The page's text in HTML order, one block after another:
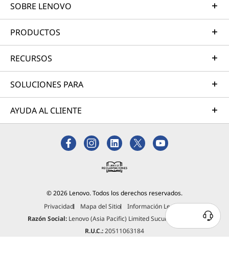
SOBRE LENOVO
PRODUCTOS
RECURSOS
SOLUCIONES PARA
AYUDA AL CLIENTE
© 2026 Lenovo. Todos los derechos reservados.
Privacidad
Mapa del Sitio
Información Legal
Razón Social:Lenovo (Asia Pacific) Limited Sucursal del Perú.
R.U.C.:20511063184